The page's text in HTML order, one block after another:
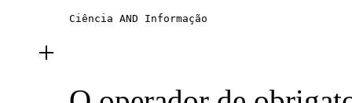
Ciência AND Informação
+